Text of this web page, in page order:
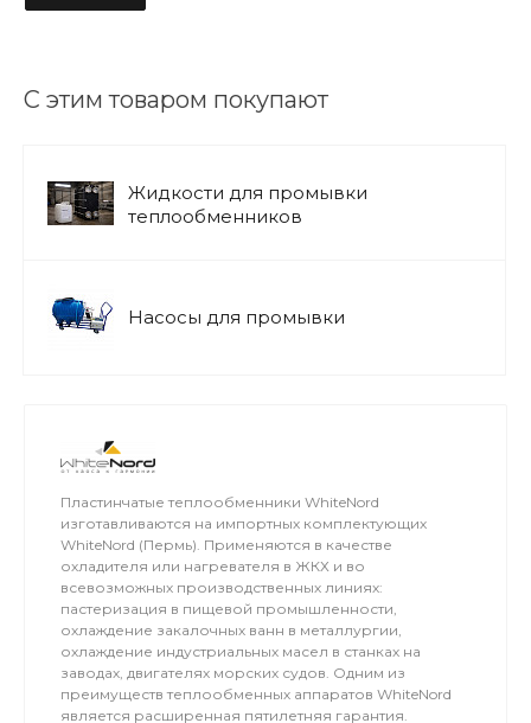
С этим товаром покупают
Жидкости для промывки
теплообменников
Насосы для промывки
Пластинчатые теплообменники WhiteNord
изготавливаются на импортных комплектующих
WhiteNord (Пермь). Применяются в качестве
охладителя или нагревателя в ЖКХ и во
всевозможных производственных линиях:
пастеризация в пищевой промышленности,
охлаждение закалочных ванн в металлургии,
охлаждение индустриальных масел в станках на
заводах, двигателях морских судов. Одним из
преимуществ теплообменных аппаратов WhiteNord
является расширенная пятилетняя гарантия.